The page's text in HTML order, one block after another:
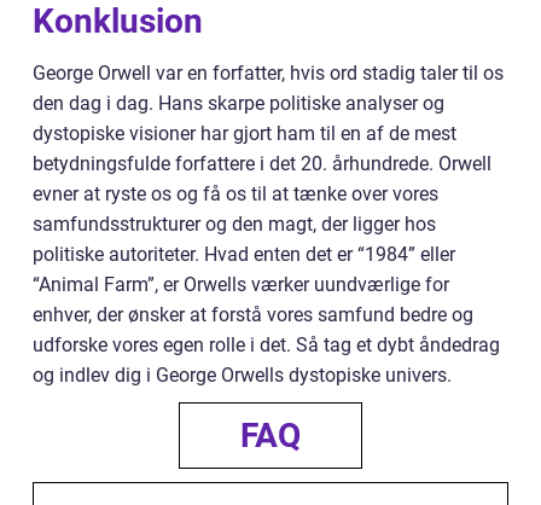
Konklusion
George Orwell var en forfatter, hvis ord stadig taler til os
den dag i dag. Hans skarpe politiske analyser og
dystopiske visioner har gjort ham til en af de mest
betydningsfulde forfattere i det 20. århundrede. Orwell
evner at ryste os og få os til at tænke over vores
samfundsstrukturer og den magt, der ligger hos
politiske autoriteter. Hvad enten det er “1984” eller
“Animal Farm”, er Orwells værker uundværlige for
enhver, der ønsker at forstå vores samfund bedre og
udforske vores egen rolle i det. Så tag et dybt åndedrag
og indlev dig i George Orwells dystopiske univers.
FAQ